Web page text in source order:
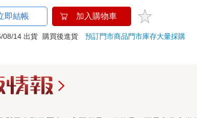
即結帳 加入購物車
08/14 出貨 購買後進貨預訂門市商品門市庫存大量採購